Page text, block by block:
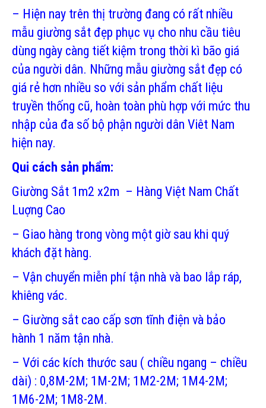
– Hiện nay trên thị trường đang có rất nhiều
mẫu giường sắt đẹp phục vụ cho nhu cầu tiêu
dùng ngày càng tiết kiệm trong thời kì bão giá
của người dân. Những mẫu giường sắt đẹp có
giá rẻ hơn nhiều so với sản phẩm chất liệu
truyền thống cũ, hoàn toàn phù hợp với mức thu
nhập của đa số bộ phận người dân Viêt Nam
hiện nay.
Qui cách sản phẩm:
Giường Sắt 1m2 x2m – Hàng Việt Nam Chất
Luợng Cao
– Giao hàng trong vòng một giờ sau khi quý
khách đặt hàng.
– Vận chuyển miễn phí tận nhà và bao lắp ráp,
khiêng vác.
– Giường sắt cao cấp sơn tĩnh điện và bảo
hành 1 năm tận nhà.
– Với các kích thước sau ( chiều ngang – chiều
dài) : 0,8M-2M; 1M-2M; 1M2-2M; 1M4-2M;
1M6-2M; 1M8-2M.